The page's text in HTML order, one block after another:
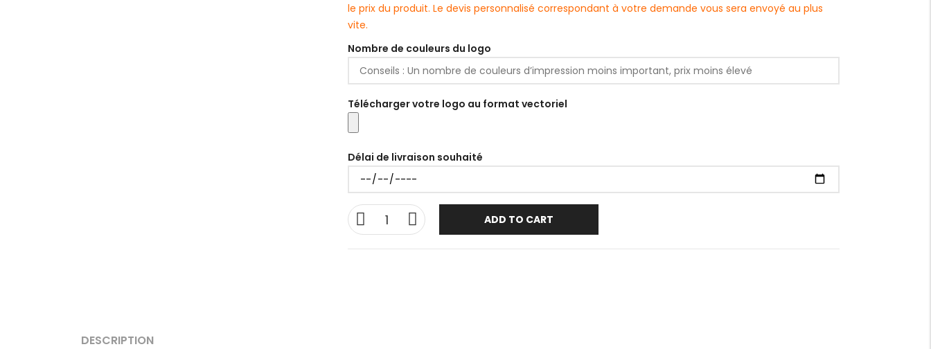
le prix du produit. Le devis personnalisé correspondant à votre demande vous sera envoyé au plus
vite.
Nombre de couleurs du logo
Télécharger votre logo au format vectoriel
Délai de livraison souhaité
ADD TO CART
DESCRIPTION